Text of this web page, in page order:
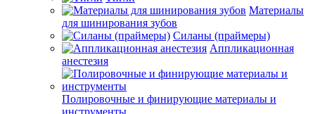
Материалы
для шинирования зубов
Силаны (праймеры)
Аппликационная
анестезия
Полировочные и финирующие материалы и
инструменты